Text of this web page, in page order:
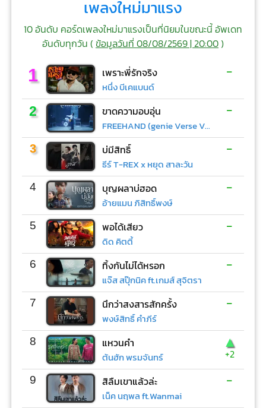
เพลงใหม่มาแรง
10 อันดับ คอร์ดเพลงใหม่มาแรงเป็นที่นิยมในขณะนี้ อัพเดท
อันดับทุกวัน (ข้อมูลวันที่ 08/08/2569 | 20:00)
1 เพราะพี่รักจริง
หนึ่ง บีเคแบนด์
-
2 ขาดความอบอุ่น
FREEHAND (genie Verse Vol.1)
-
3 บ่มีสิทธิ์
ธีร์ T-REX x หยุด สาละวัน
-
4 บุญผลาบ่ฮอด
อ้ายแมน ภิสิทธิ์พงษ์
-
5 พอได้เสียว
ดิด คิตตี้
-
6 ทิ้งกันไม่ได้หรอก
แจ๊ส สปุ๊กนิค ft.เกมส์ สุจิตรา
-
7 นึกว่าสงสารสักครั้ง
พงษ์สิทธิ์ คำภีร์
-
8 แหวนคำ
ต้นฮัก พรมจันทร์
▲
+2
9 สิลืมเขาแล้วล่ะ
เน็ค นฤพล ft.Wanmai
-